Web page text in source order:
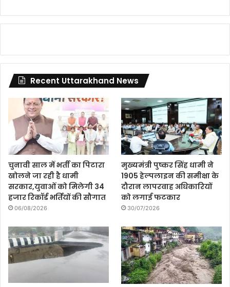
Recent Uttarakhand News
चुनावी साल में भर्ती का पिटारा
खोलने जा रही है धामी
सरकार,युवाओं को मिलेगी 34
हजार रिकॉर्ड भर्तियों की सौगात
06/08/2026
मुख्यमंत्री पुष्कर सिंह धामी ने
1905 हेल्पलाइन की समीक्षा के
दौरान लापरवाह अधिकारियों
को लगाई फटकार
30/07/2026